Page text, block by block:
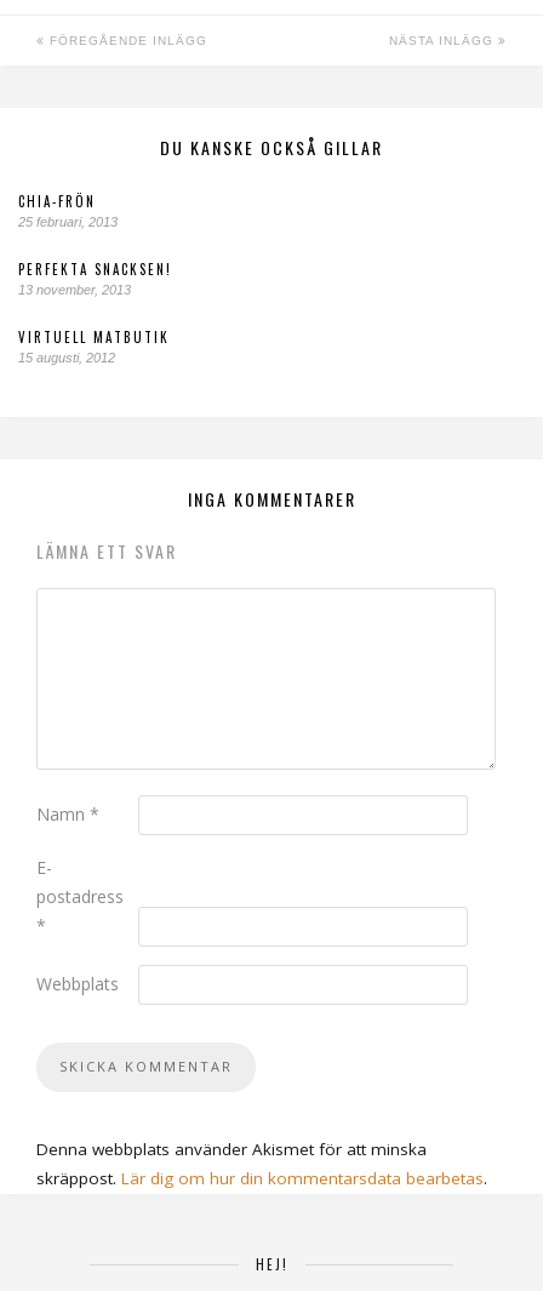
FÖREGÅENDE INLÄGG NÄSTA INLÄGG
DU KANSKE OCKSÅ GILLAR
CHIA-FRÖN
25 februari, 2013
PERFEKTA SNACKSEN!
13 november, 2013
VIRTUELL MATBUTIK
15 augusti, 2012
INGA KOMMENTARER
LÄMNA ETT SVAR
Namn *
E-
postadress
*
Webbplats
Denna webbplats använder Akismet för att minska
skräppost. Lär dig om hur din kommentarsdata bearbetas.
HEJ!